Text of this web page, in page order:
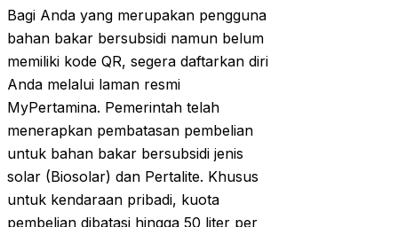
Bagi Anda yang merupakan pengguna
bahan bakar bersubsidi namun belum
memiliki kode QR, segera daftarkan diri
Anda melalui laman resmi
MyPertamina. Pemerintah telah
menerapkan pembatasan pembelian
untuk bahan bakar bersubsidi jenis
solar (Biosolar) dan Pertalite. Khusus
untuk kendaraan pribadi, kuota
pembelian dibatasi hingga 50 liter per